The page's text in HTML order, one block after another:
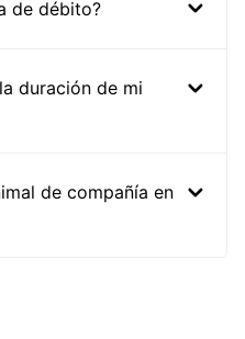
de débito?
duración de mi
de compañía en